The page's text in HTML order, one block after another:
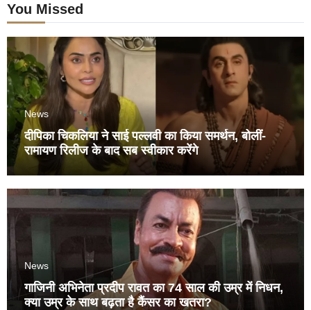
You Missed
News
दीपिका चिकलिया ने साई पल्लवी का किया समर्थन, बोलीं-
रामायण रिलीज के बाद सब स्वीकार करेंगे
News
गाजिनी अभिनेता प्रदीप रावत का 74 साल की उम्र में निधन,
क्या उम्र के साथ बढ़ता है कैंसर का खतरा?